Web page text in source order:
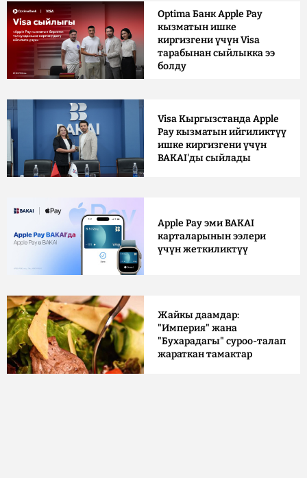
Optima Банк Apple Pay
кызматын ишке
киргизгени үчүн Visa
тарабынан сыйлыкка ээ
болду
Visa Кыргызстанда Apple
Pay кызматын ийгиликтүү
ишке киргизгени үчүн
BAKAI'ды сыйлады
Apple Pay эми BAKAI
карталарынын ээлери
үчүн жеткиликтүү
Жайкы даамдар:
"Империя" жана
"Бухарадагы" суроо-талап
жараткан тамактар